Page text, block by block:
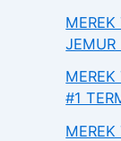
JEMUR
#1
MEREK